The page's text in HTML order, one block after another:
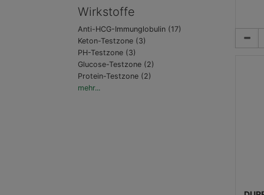
Wirkstoffe
Anti-HCG-Immunglobulin (17)
Keton-Testzone (3)
PH-Testzone (3)
Glucose-Testzone (2)
Protein-Testzone (2)
mehr...